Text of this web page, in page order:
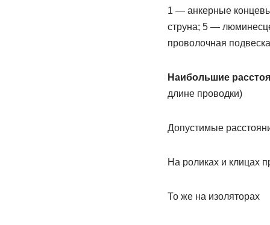
1 — анкерные
струна; 5 —
проволочная
Наибольшие
длине проводки)
Допустимые
На роликах и клицах
То же на изоляторах